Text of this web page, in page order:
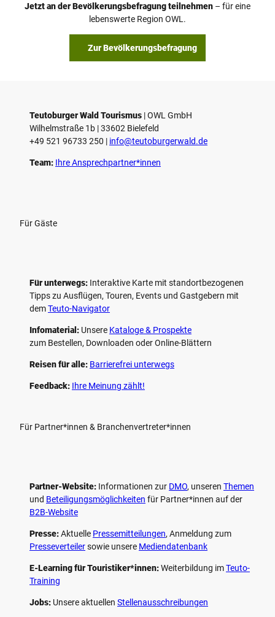
Jetzt an der Bevölkerungsbefragung teilnehmen– für eine
lebenswerte Region OWL.
Zur Bevölkerungsbefragung
Teutoburger Wald Tourismus | ­OWL GmbH
Wilhelmstraße 1b | ­33602 Bielefeld
+49 521 96733 250 | ­info@teutoburgerwald.de
Team: Ihre Ansprechpartner*innen
Für Gäste
Für unterwegs: Interaktive Karte mit standort­bezogenen
Tipps zu Ausflügen, Touren, Events und Gastgebern mit
demTeuto-Navigator
Infomaterial: Unsere Kataloge & Prospekte
zum Bestellen, Downloaden oder Online-Blättern
Reisen für alle: Barrierefrei unterwegs
Feedback: Ihre Meinung zählt!
Für Partner*innen & Branchenvertreter*innen
Partner-Website: Informationen zur DMO, unseren ­ Themen
und Beteiligungs­möglichkeiten für Partner*innen auf der
B2B-Website
Presse:Aktuelle Pressemitteilungen, Anmeldung zum
Presseverteilersowie unsere Mediendatenbank
E-Learning für Touristiker*innen:Weiterbildung imTeuto-
Training
Jobs: Unsere aktuellen Stellenausschreibungen